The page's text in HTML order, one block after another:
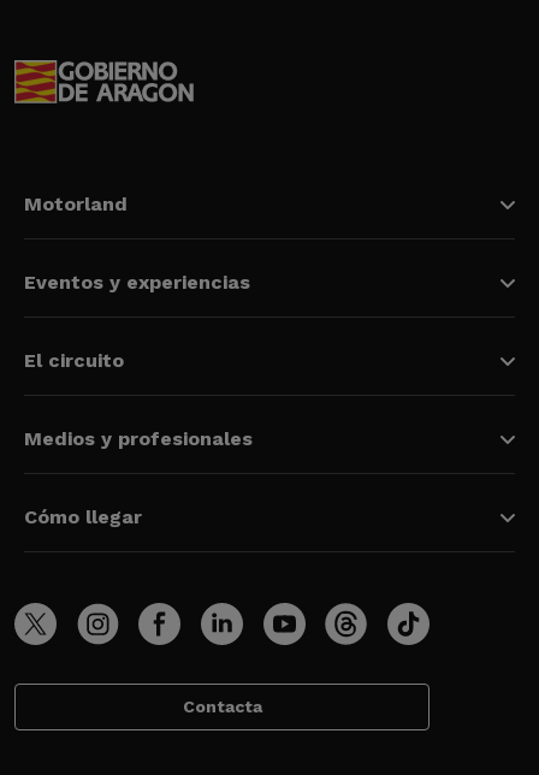
Motorland
Eventos y experiencias
El circuito
Medios y profesionales
Cómo llegar
Contacta